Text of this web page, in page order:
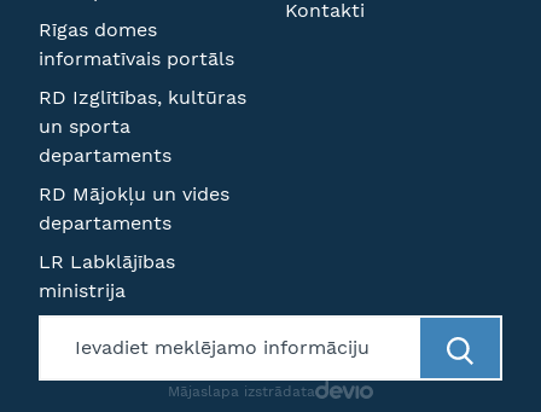
Rīgas domes
informatīvais portāls
RD Izglītības, kultūras
un sporta
departaments
RD Mājokļu un vides
departaments
LR Labklājības
ministrija
Kontakti
Mājaslapa izstrādata